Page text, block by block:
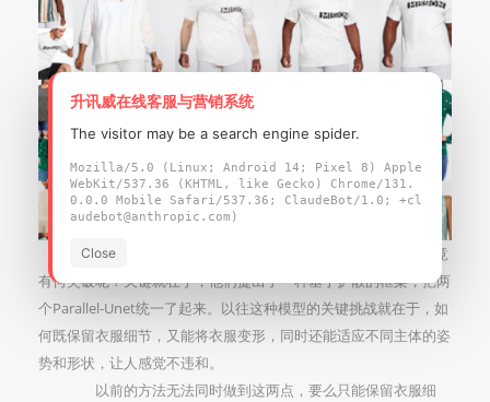
其实各种
的这个AI模型究竟
有何突破呢？关键就在于，他们提出了一种基于扩散的框架，把两
个Parallel-Unet统一了起来。以往这种模型的关键挑战就在于，如
何既保留衣服细节，又能将衣服变形，同时还能适应不同主体的姿
势和形状，让人感觉不违和。
以前的方法无法同时做到这两点，要么只能保留衣服细
升讯威在线客服与营销系统
The visitor may be a search engine spider.
Mozilla/5.0 (Linux; Android 14; Pixel 8) Apple
WebKit/537.36 (KHTML, like Gecko) Chrome/131.
0.0.0 Mobile Safari/537.36; ClaudeBot/1.0; +cl
audebot@anthropic.com)
Close